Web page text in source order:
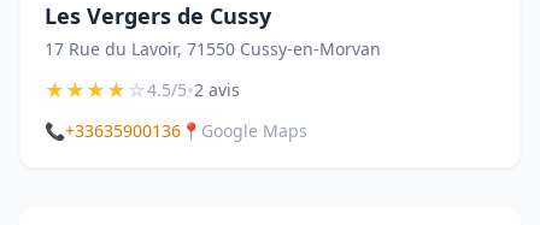
Les Vergers de Cussy
17 Rue du Lavoir, 71550 Cussy-en-Morvan
★★★★☆4.5/5•2 avis
📞+33635900136 📍 Google Maps